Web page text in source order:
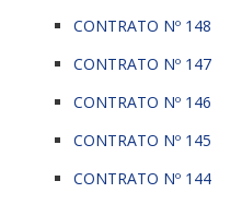
CONTRATO Nº 148
CONTRATO Nº 147
CONTRATO Nº 146
CONTRATO Nº 145
CONTRATO Nº 144